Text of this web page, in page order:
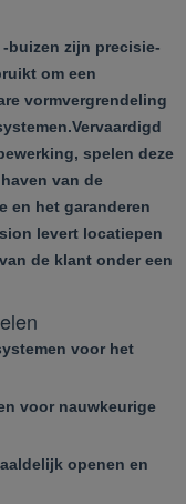
buizen zijn precisie-
om een
vormvergrendeling
spelen deze
van de
en het garanderen
levert locatiepen
de klant onder een
voor het
voor nauwkeurige
openen en